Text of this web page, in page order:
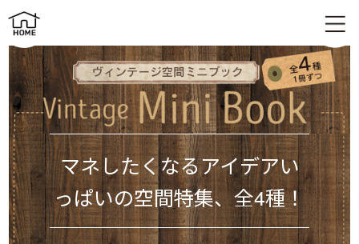
家づくりに役立つミニ冊子プレゼント
マネしたくなるアイデアい
っぱいの空間特集、全4種！